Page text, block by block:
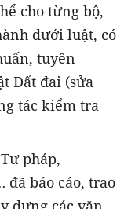
cho từng bộ,
dưới luật, có
tuyên
Đất đai (sửa
tác kiểm tra
pháp,
đã báo cáo, trao